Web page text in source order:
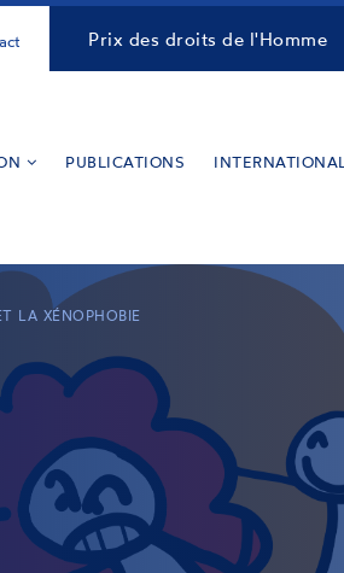
Prix des droits de l'Homme
PUBLICATIONS INTERNATIONAL
LA XÉNOPHOBIE